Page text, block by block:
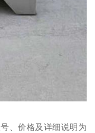
、价格及详细说明为